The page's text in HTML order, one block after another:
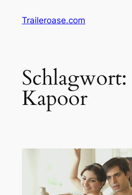
InhaltTraileroase.com
Schlagwort:
Kapoor